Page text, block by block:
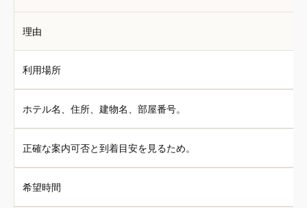
理由
利用場所
ホテル名、住所、建物名、部屋番号。
正確な案内可否と到着目安を見るため。
希望時間